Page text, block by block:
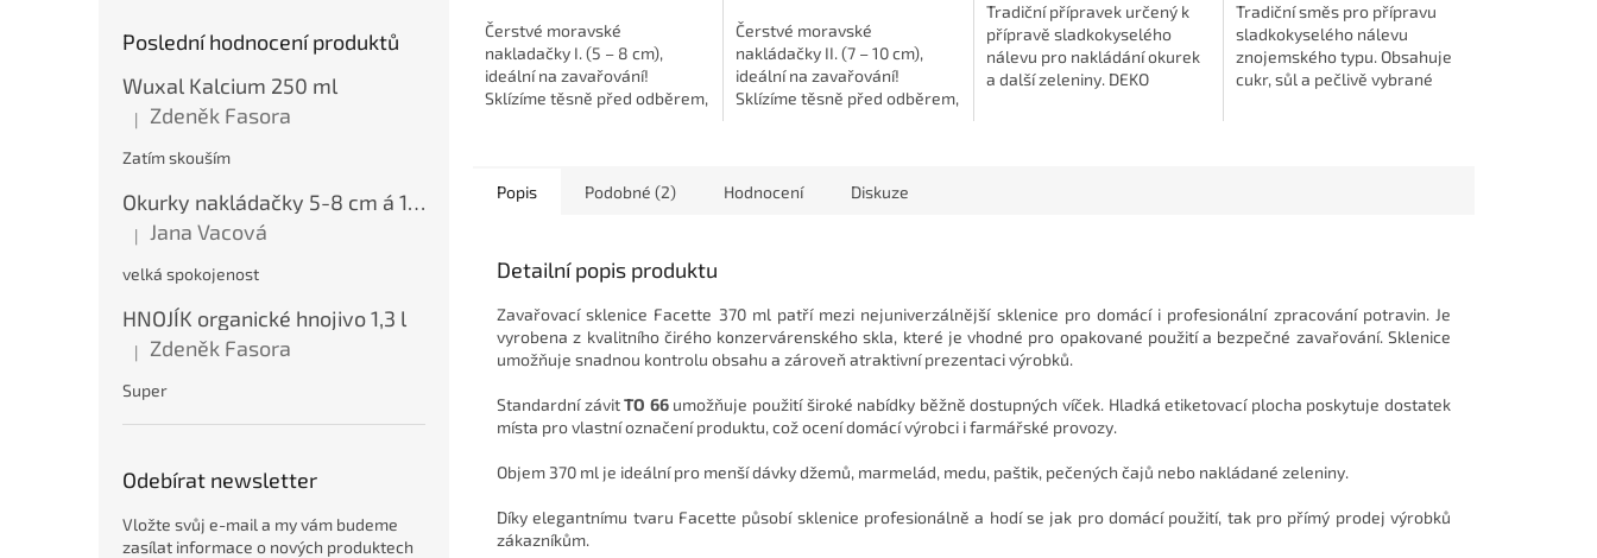
Poslední hodnocení produktů
Wuxal Kalcium 250 ml
Hodnocení produktu je 5 z 5 hvězdiček.
| Zdeněk Fasora
Zatím skouším
Okurky nakládačky 5-8 cm á 10 kg
Hodnocení produktu je 5 z 5 hvězdiček.
| Jana Vacová
velká spokojenost
HNOJÍK organické hnojivo 1,3 l
Hodnocení produktu je 5 z 5 hvězdiček.
| Zdeněk Fasora
Super
Odebírat newsletter
Vložte svůj e-mail a my vám budeme
zasílat informace o nových produktech
Čerstvé moravské
nakladačky I. (5 – 8 cm),
ideální na zavařování!
Sklízíme těsně před odběrem,
Čerstvé moravské
nakládačky II. (7 – 10 cm),
ideální na zavařování!
Sklízíme těsně před odběrem,
Tradiční přípravek určený k
přípravě sladkokyselého
nálevu pro nakládání okurek
a další zeleniny. DEKO
Tradiční směs pro přípravu
sladkokyselého nálevu
znojemského typu. Obsahuje
cukr, sůl a pečlivě vybrané
Popis Podobné (2) Hodnocení Diskuze
Detailní popis produktu
Zavařovací sklenice Facette 370 ml patří mezi nejuniverzálnější sklenice pro domácí i profesionální zpracování potravin. Je
vyrobena z kvalitního čirého konzervárenského skla, které je vhodné pro opakované použití a bezpečné zavařování. Sklenice
umožňuje snadnou kontrolu obsahu a zároveň atraktivní prezentaci výrobků.
Standardní závitTO 66umožňuje použití široké nabídky běžně dostupných víček. Hladká etiketovací plocha poskytuje dostatek
místa pro vlastní označení produktu, což ocení domácí výrobci i farmářské provozy.
Objem 370 ml je ideální pro menší dávky džemů, marmelád, medu, paštik, pečených čajů nebo nakládané zeleniny.
Díky elegantnímu tvaru Facette působí sklenice profesionálně a hodí se jak pro domácí použití, tak pro přímý prodej výrobků
zákazníkům.